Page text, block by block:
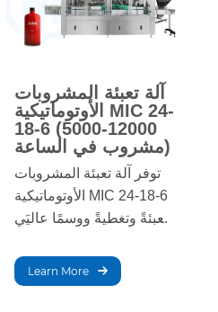
آلة تعبئة المشروبات
الأوتوماتيكية MIC 24-
18-6 (5000-12000
مشروب في الساعة)
توفر آلة تعبئة المشروبات
الأوتوماتيكية MIC 24-18-6
تعبئةً وتغطيةً ووسمًا عاليَي
أنواع المشروبات. صُممت
للإنتاج بكميات كبيرة،
Learn More